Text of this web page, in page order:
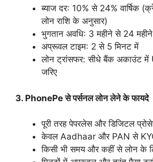
ब्याज दर: 10% से 24% वार्षिक
लोन राशि के अनुसार)
भुगतान अवधि: 3 महीने से 24
अप्रूवल टाइम: 2 से 5 मिनट में
लोन ट्रांसफर: सीधे बैंक अकाउंट
जरिए
3. PhonePe से पर्सनल लोन लेने के फायदे
पूरी तरह पेपरलेस और डिजिटल
केवल Aadhaar और PAN से
किसी भी समय और कहीं से लोन के